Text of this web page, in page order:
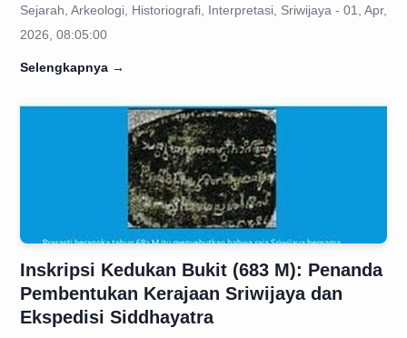
Sejarah, Arkeologi, Historiografi, Interpretasi, Sriwijaya - 01, Apr,
2026, 08:05:00
Selengkapnya →
Inskripsi Kedukan Bukit (683 M): Penanda
Pembentukan Kerajaan Sriwijaya dan
Ekspedisi Siddhayatra